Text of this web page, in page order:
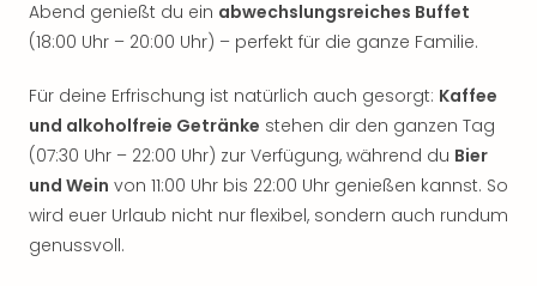
Abend genießt du ein abwechslungsreiches Buffet
(18:00 Uhr – 20:00 Uhr) – perfekt für die ganze Familie.
Für deine Erfrischung ist natürlich auch gesorgt: Kaffee
und alkoholfreie Getränke stehen dir den ganzen Tag
(07:30 Uhr – 22:00 Uhr) zur Verfügung, während du Bier
und Wein von 11:00 Uhr bis 22:00 Uhr genießen kannst. So
wird euer Urlaub nicht nur flexibel, sondern auch rundum
genussvoll.